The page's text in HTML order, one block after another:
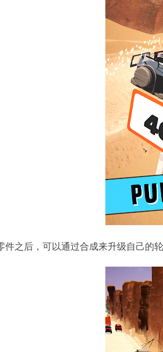
件之后，可以通过合成来升级自己的